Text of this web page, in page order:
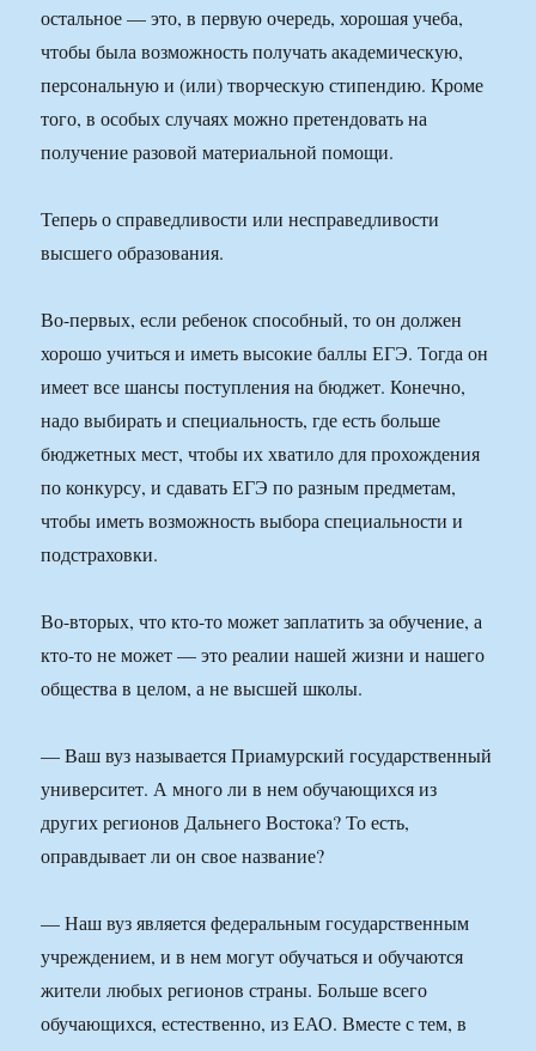
остальное — это, в первую очередь, хорошая учеба,
чтобы была возможность получать академическую,
персональную и (или) творческую стипендию. Кроме
того, в особых случаях можно претендовать на
получение разовой материальной помощи.
Теперь о справедливости или несправедливости
высшего образования.
Во-первых, если ребенок способный, то он должен
хорошо учиться и иметь высокие баллы ЕГЭ. Тогда он
имеет все шансы поступления на бюджет. Конечно,
надо выбирать и специальность, где есть больше
бюджетных мест, чтобы их хватило для прохождения
по конкурсу, и сдавать ЕГЭ по разным предметам,
чтобы иметь возможность выбора специальности и
подстраховки.
Во-вторых, что кто-то может заплатить за обучение, а
кто-то не может — это реалии нашей жизни и нашего
общества в целом, а не высшей школы.
— Ваш вуз называется Приамурский государственный
университет. А много ли в нем обучающихся из
других регионов Дальнего Востока? То есть,
оправдывает ли он свое название?
— Наш вуз является федеральным государственным
учреждением, и в нем могут обучаться и обучаются
жители любых регионов страны. Больше всего
обучающихся, естественно, из ЕАО. Вместе с тем, в